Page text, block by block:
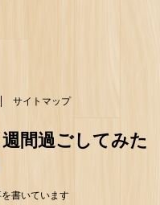
サイトマップ
間過ごしてみた
書いています